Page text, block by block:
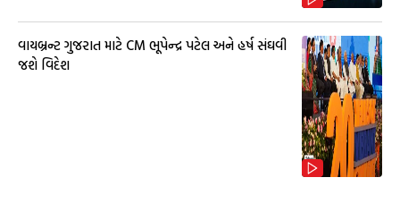
વાયબ્રન્ટ ગુજરાત માટે CM ભૂપેન્દ્ર પટેલ અને હર્ષ સંઘવી
જશે વિદેશ